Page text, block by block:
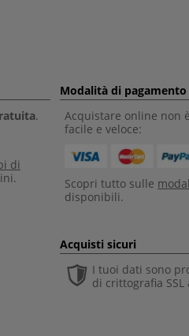
.
di
Modalità di pagamento
Acquistare online non
facile e veloce:
Scopri tutto sulle
disponibili.
Acquisti sicuri
I tuoi dati sono
di crittografia SSL